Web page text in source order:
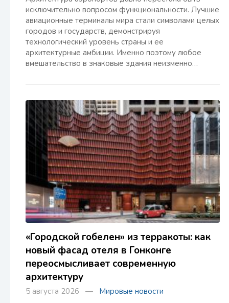
исключительно вопросом функциональности. Лучшие
авиационные терминалы мира стали символами целых
городов и государств, демонстрируя
технологический уровень страны и ее
архитектурные амбиции. Именно поэтому любое
вмешательство в знаковые здания неизменно…
«Городской гобелен» из терракоты: как
новый фасад отеля в Гонконге
переосмысливает современную
архитектуру
5 августа 2026 — Мировые новости